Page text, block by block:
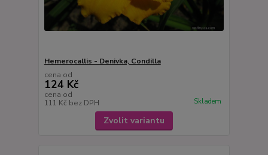
Hemerocallis - Denivka, Condilla
cena od
124 Kč
cena od
111 Kč bez DPH Skladem
Zvolit variantu